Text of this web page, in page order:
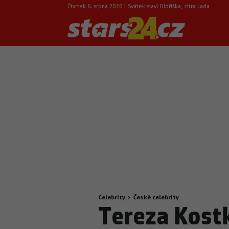
Čtvrtek 6. srpna 2026 | Svátek slaví Oldřiška, zítra Lada
Nacházíte
se
Celebrity > České celebrity
Tereza